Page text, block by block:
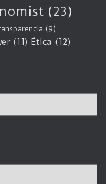
(23)
(9)
(11) Ética (12)